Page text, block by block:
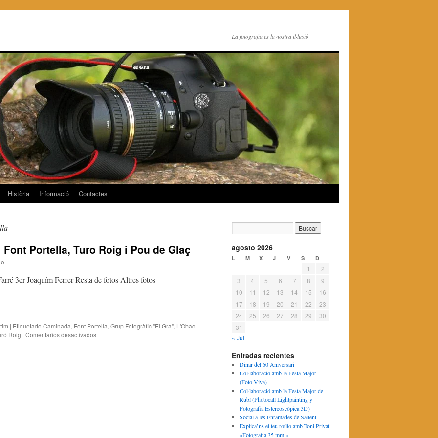
La fotografia es la nostra il·lusió
Història Informació Contactes
Font Portella, Turo Roig i Pou de Glaç
3er Joaquím Ferrer Resta de fotos Altres fotos
| Etiquetado Caminada, Font Portella,Grup Fotogràfic "El Gra", L'Obac
Roig | Comentarios desactivadosen
agosto 2026
L M X J V S D
1
2
3
4 5 6 7 8
9
10
11 12 13 14 15
16
17
18 19 20 21 22
23
24
25 26 27 28 29
30
31
« Jul
Entradas recientes
Dinar del 60 Aniversari
Col·laboració amb la Festa Major
(Foto Viva)
Col·laboració amb la Festa Major de
Rubí (Photocall Lightpainting y
Fotografia Estereoscòpica 3D)
Social a les Enramades de Sallent
Explica’ns el teu rotllo amb Toni Privat
«Fotografia 35 mm.»